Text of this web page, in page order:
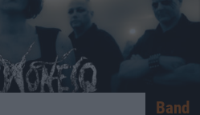
Band